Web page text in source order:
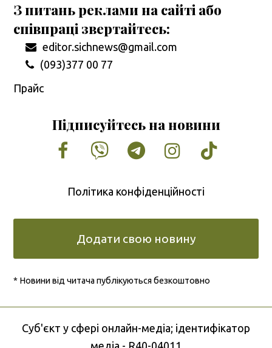
З питань реклами на сайті або
співпраці звертайтесь:
editor.sichnews@gmail.com
(093)377 00 77
Прайс
Підписуйтесь на новини
Facebook
VimeoTumblrInstagram
Tiktok
Політика конфіденційності
Додати свою новину
* Новини від читача публікуються безкоштовно
Cуб'єкт у сфері онлайн-медіа; ідентифікатор